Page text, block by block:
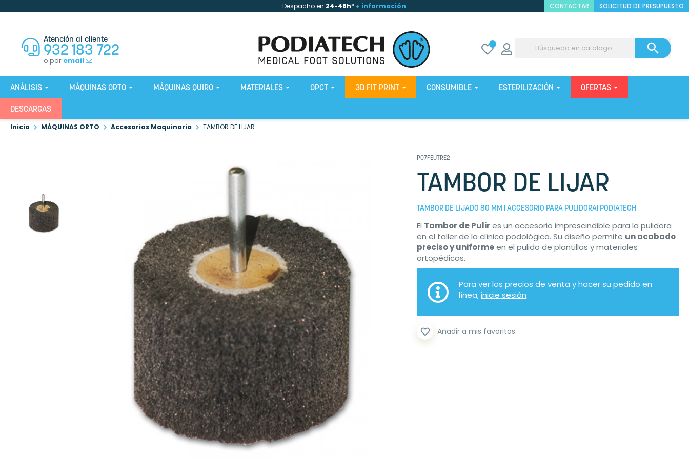
Despacho en 24-48h* + información CONTACTAR SOLICITUD DE PRESUPUESTO
Atención al cliente
932 183 722
o por email

ANÁLISIS MÁQUINAS ORTO MÁQUINAS QUIRO MATERIALES OPCT 3D FIT PRINT CONSUMIBLE ESTERILIZACIÓN OFERTAS
DESCARGAS
Inicio MÁQUINAS ORTO Accesorios Maquinaria TAMBOR DE LIJAR
P07FEUTRE2
TAMBOR DE LIJAR
TAMBOR DE LIJADO 80 MM | ACCESORIO PARA PULIDORA| PODIATECH
El Tambor de Pulir es un accesorio imprescindible para la pulidora
en el taller de la clínica podológica. Su diseño permite un acabado
preciso y uniformeen el pulido de plantillas y materiales
ortopédicos.
Para ver los precios de venta y hacer su pedido en
línea,inicie sesión
favorite_border Añadir a mis favoritos